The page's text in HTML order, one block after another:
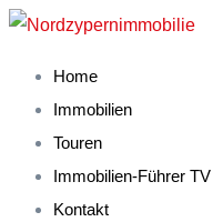
Skip
Home
Immobilien
Touren
Immobilien-Führer TV
Kontakt